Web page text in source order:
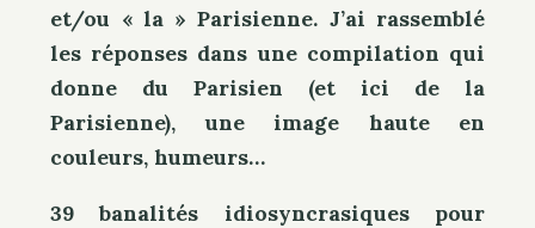
et/ou « la » Parisienne. J’ai rassemblé
les réponses dans une compilation qui
donne du Parisien (et ici de la
Parisienne), une image haute en
couleurs, humeurs…
39 banalités idiosyncrasiques pour